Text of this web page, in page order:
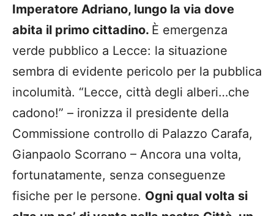
Imperatore Adriano, lungo la via dove
abita il primo cittadino. È emergenza
verde pubblico a Lecce: la situazione
sembra di evidente pericolo per la pubblica
incolumità. “Lecce, città degli alberi…che
cadono!” – ironizza il presidente della
Commissione controllo di Palazzo Carafa,
Gianpaolo Scorrano – Ancora una volta,
fortunatamente, senza conseguenze
fisiche per le persone. Ogni qual volta si